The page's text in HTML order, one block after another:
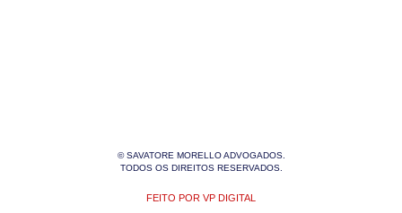
© SAVATORE MORELLO ADVOGADOS.
TODOS OS DIREITOS RESERVADOS.
FEITO POR VP DIGITAL